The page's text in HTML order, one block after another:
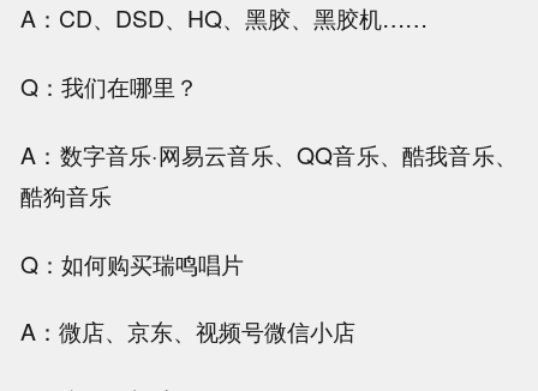
A：CD、DSD、HQ、黑胶、黑胶机……
Q：我们在哪里？
A：数字音乐·网易云音乐、QQ音乐、酷我音乐、
酷狗音乐
Q：如何购买瑞鸣唱片
A：微店、京东、视频号微信小店